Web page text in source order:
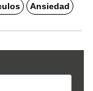
Ansiedad